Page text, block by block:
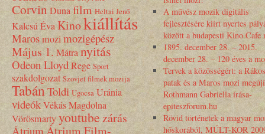
Corvin Dunafilm Heltai Jenő
Kalcsú ÉvaKinokiállítás
Marosmozimozigépész
Május 1. Mátranyitás
Odeon LloydRege Sport
szakdolgozat Szovjet filmek mozija
TabánToldi Ugocsa Uránia
videókVékás Magdolna
Vörösmartyyoutubezárás
ÁtriumÁtrium Film-
A művész mozik digitális
fejlesztésére kiírt nyertes
között a budapesti Kino Cafe
1895. december 28. – 2015.
december 28. – 120 éves a
Tervek a közösségért: a
patak és a Maros mozi
Rothmann Gabriella írása-
epiteszforum.hu
Rövid történetek a magyar
hőskorából, MÚLT-KOR